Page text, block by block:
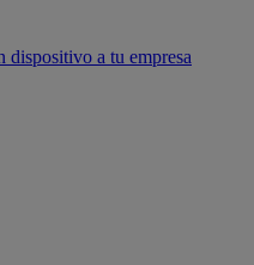
dispositivo a tu empresa